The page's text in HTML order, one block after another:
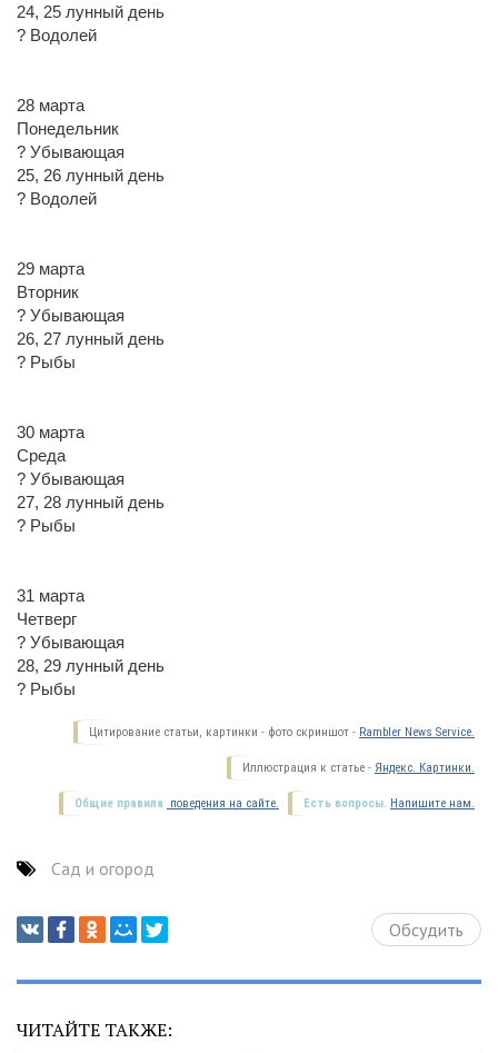
24, 25 лунный день
? Водолей
28 марта
Понедельник
? Убывающая
25, 26 лунный день
? Водолей
29 марта
Вторник
? Убывающая
26, 27 лунный день
? Рыбы
30 марта
Среда
? Убывающая
27, 28 лунный день
? Рыбы
31 марта
Четверг
? Убывающая
28, 29 лунный день
? Рыбы
Цитирование статьи, картинки - фото скриншот - Rambler News Service.
Иллюстрация к статье - Яндекс. Картинки.
Есть вопросы. Напишите нам.
Общие правила поведения на сайте.
Сад и огород
Обсудить
ЧИТАЙТЕ ТАКЖЕ: